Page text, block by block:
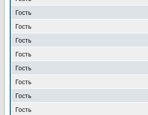
Гость
Гость
Гость
Гость
Гость
Гость
Гость
Гость